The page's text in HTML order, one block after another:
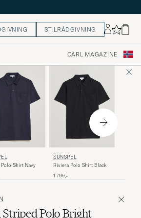
STILRÅDGIVNING
CARL MAGAZINE
Polo Shirt Navy
SUNSPEL
Riviera Polo Shirt Black
1 799,-
Polo Bright